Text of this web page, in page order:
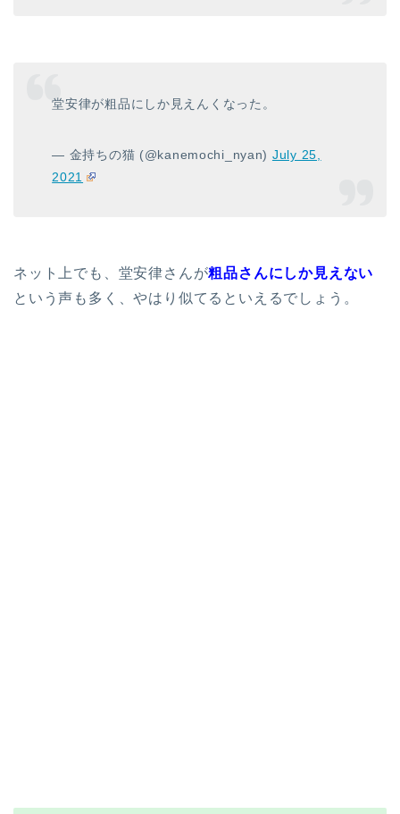
堂安律が粗品にしか見えんくなった。
— 金持ちの猫 (@kanemochi_nyan) July 25,
2021
ネット上でも、堂安律さんが粗品さんにしか見えない
という声も多く、やはり似てるといえるでしょう。